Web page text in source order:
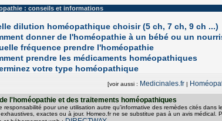
: conseils et informations
dilution homéopathique choisir (5 ch, 7 ch, 9 ch ...)
donner de l'homéopathie à un bébé ou un
fréquence prendre l'homéopathie
prendre les médicaments homéopathiques
votre type homéopathique
[voir aussi :Medicinales.fr|
l'homéopathie et des traitements homéopathiques
responsabilité pour une utilisation autre qu'informative des remèdes cités
exactes ou à jour. Homeo.fr ne se substitue pas à un avis médical.